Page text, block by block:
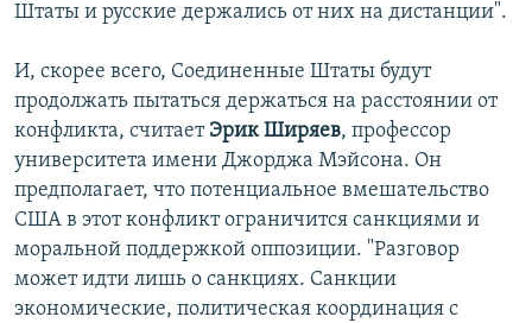
Штаты и русские держались от них на дистанции".
И, скорее всего, Соединенные Штаты будут
продолжать пытаться держаться на расстоянии от
конфликта, считает Эрик Ширяев, профессор
университета имени Джорджа Мэйсона. Он
предполагает, что потенциальное вмешательство
США в этот конфликт ограничится санкциями и
моральной поддержкой оппозиции. "Разговор
может идти лишь о санкциях. Санкции
экономические, политическая координация с